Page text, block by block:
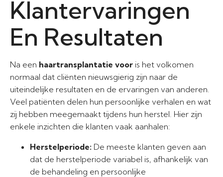
Klantervaringen
En Resultaten
Na een haartransplantatie voor is het volkomen
normaal dat cliënten nieuwsgierig zijn naar de
uiteindelijke resultaten en de ervaringen van anderen.
Veel patiënten delen hun persoonlijke verhalen en wat
zij hebben meegemaakt tijdens hun herstel. Hier zijn
enkele inzichten die klanten vaak aanhalen:
Herstelperiode: De meeste klanten geven aan
dat de herstelperiode variabel is, afhankelijk van
de behandeling en persoonlijke